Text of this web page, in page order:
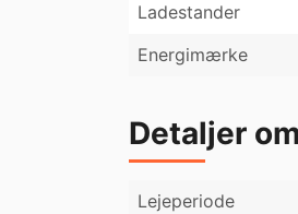
Ladestander
Energimærke
Detaljer
Lejeperiode